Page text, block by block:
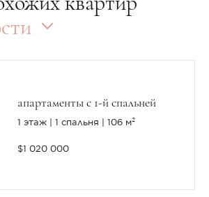
апартаменты с 1-й спальней
1 этаж 1 спальня 106 м²
$1 020 000